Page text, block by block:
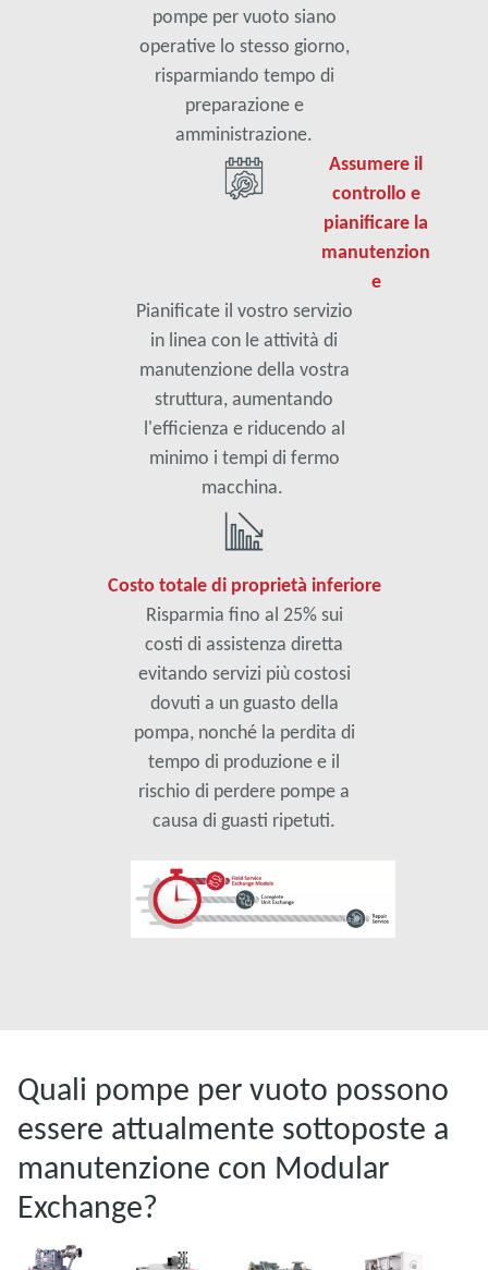
pompe per vuoto siano
operative lo stesso giorno,
risparmiando tempo di
preparazione e
amministrazione.
Assumere il
controllo e
pianificare la
manutenzion
e
Pianificate il vostro servizio
in linea con le attività di
manutenzione della vostra
struttura, aumentando
l'efficienza e riducendo al
minimo i tempi di fermo
macchina.
Costo totale di proprietà inferiore
Risparmia fino al 25% sui
costi di assistenza diretta
evitando servizi più costosi
dovuti a un guasto della
pompa, nonché la perdita di
tempo di produzione e il
rischio di perdere pompe a
causa di guasti ripetuti.
Quali pompe per vuoto possono
essere attualmente sottoposte a
manutenzione con Modular
Exchange?